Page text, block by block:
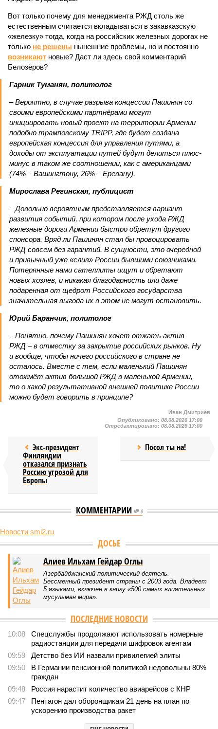
Вот только почему для менеджмента РЖД столь же
естественным считается вкладываться в закавказскую
«железку» тогда, когда на российских железных дорогах не
только не решены нынешние проблемы, но и постоянно
возникают новые? Даст ли здесь свой комментарий
Белозёров?
Гарник Туманян, политолог
– Вероятно, в случае разрыва концессии Пашинян со
своими европейскими партнёрами могут
инициировать новый проект на территории Армении
подобно трамповскому TRIPP, где будет создана
европейская концессия для управления путями, а
доходы от эксплуатации путей будут делиться плюс-
минус в таком же соотношении, как с американцами
(74% – Вашингтону, 26% – Еревану).
Мирослава Регинская, публицист
– Довольно вероятным представляется вариант
развития событий, при котором после ухода РЖД
железные дороги Армении быстро обретут другого
спонсора. Вряд ли Пашинян стал бы провоцировать
РЖД совсем без гарантий. В сущности, это очередной
и привычный уже «слив» России бывшими союзниками.
Потерянные нами сателлиты ищут и обретают
новых хозяев, и никакая благодарность или даже
подаренная от щедрот Российского государства
значительная выгода их в этом не могут остановить.
Юрий Баранчик, политолог
– Понятно, почему Пашинян хочет отжать актив
РЖД – в отместку за закрытие российских рынков. Ну
и вообще, чтобы ничего российского в стране не
осталось. Вместе с тем, если маленький Пашинян
отожмёт актив большой РЖД в маленькой Армении,
то о какой результативной внешней политике России
можно будет говорить в принципе?
Иван Дмитриев
Опубликовано: 08.08.2026 17:00
Отредактировано: 08.08.2026 17:00
Экс-президент
Финляндии
отказался признать
Россию угрозой для
Европы
Посол ты на!
КОММЕНТАРИИ 0
Новости smi2.ru
В нескольких станциях от уже сданного
«Сказочного леса» пайщики ЖК «Станция Л» продолжают ждать от
компании Capital Group начала реальной достройки
В нескольких станциях от уже сданного «Сказочного
леса» пайщики ЖК «Станция Л» продолжают ждать от
компании Capital Group начала реальной достройки
«Станция ожидания» для дольщиков